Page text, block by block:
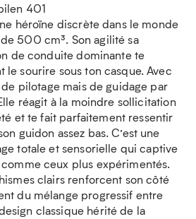
401
héroïne discrète dans le monde
500 cm³. Son agilité sa
de conduite dominante te
sourire sous ton casque. Avec
pilotage mais de guidage par
réagit à la moindre sollicitation
et te fait parfaitement ressentir
guidon assez bas. C’est une
totale et sensorielle qui captive
ceux plus expérimentés.
clairs renforcent son côté
du mélange progressif entre
classique hérité de la